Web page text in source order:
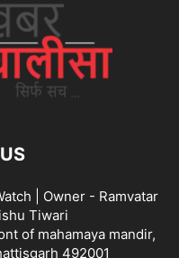
| Owner - Ramvatar
Tiwari
of mahamaya mandir,
492001